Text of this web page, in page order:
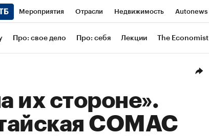
Мероприятия Отрасли Недвижимость Autonews
РБК Life Тренды Визионеры
Про: свое дело Про: себя Лекции The Economist
их стороне».
COMAC